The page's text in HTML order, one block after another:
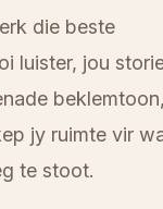
die beste
luister, jou
jy ruimte vir
te stoot.